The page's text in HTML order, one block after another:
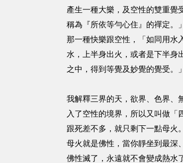
產生一種大樂，及空性的雙重覺
稱為『所依等勻心住』的禪定。
那一種快樂跟空性，「如同用水
水，上半身出火，或者是下半身
之中，得到等覺及妙覺的覺受。
我解釋三界的天，欲界、色界、
入了空性的境界，所以又叫做「
跟死差不多，就只剩下一點母火
母火就是佛性，當你靜坐到最深
佛性滅了，永遠就不會變成熱水